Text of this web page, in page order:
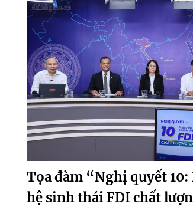
Tọa đàm “Nghị quyết
hệ sinh thái FDI chất